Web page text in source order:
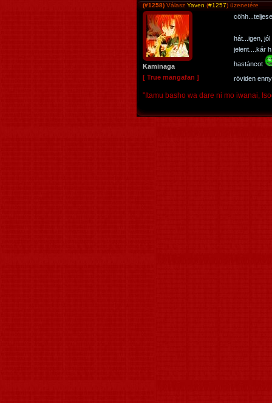
(#1258) Válasz Yaven (#1257) üzenetére
Kaminaga
[ True mangafan ]
hát...igen,
jelent....kár
hastáncot
röviden
"Itamu basho wa dare ni mo iwanai,